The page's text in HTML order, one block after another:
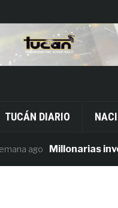
TUCÁN DIARIO
ago Millonarias